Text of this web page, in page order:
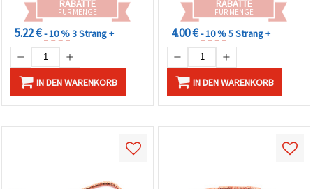
215 Stück
RABATTE
FÜR MENGE
5.22 €- 10 %3 Strang +
IN DEN WARENKORB
RABATTE
FÜR MENGE
4.00 €- 10 %5 Strang +
IN DEN WARENKORB